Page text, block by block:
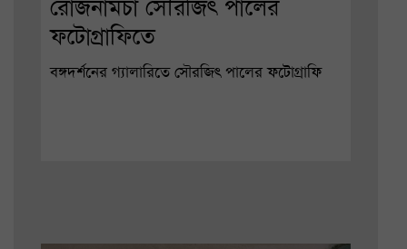
রোজনামচা সৌরজিৎ পালের
ফটোগ্রাফিতে
বঙ্গদর্শনের গ্যালারিতে সৌরজিৎ পালের ফটোগ্রাফি